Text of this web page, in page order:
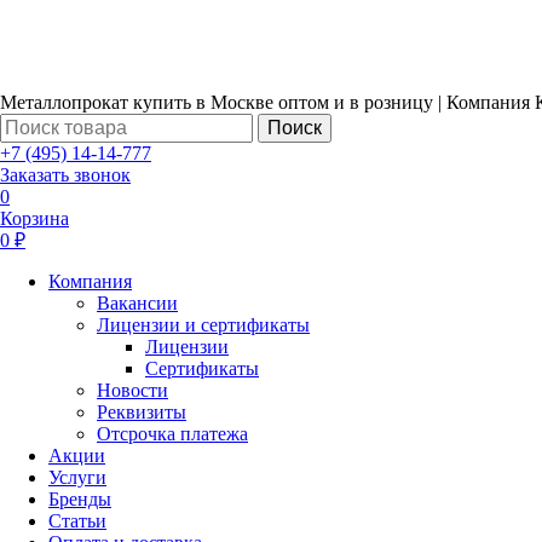
Металлопрокат купить в Москве оптом и в розницу | Компания
Поиск
+7 (495) 14-14-777
Заказать звонок
0
Корзина
0 ₽
Компания
Вакансии
Лицензии и сертификаты
Лицензии
Сертификаты
Новости
Реквизиты
Отсрочка платежа
Акции
Услуги
Бренды
Статьи